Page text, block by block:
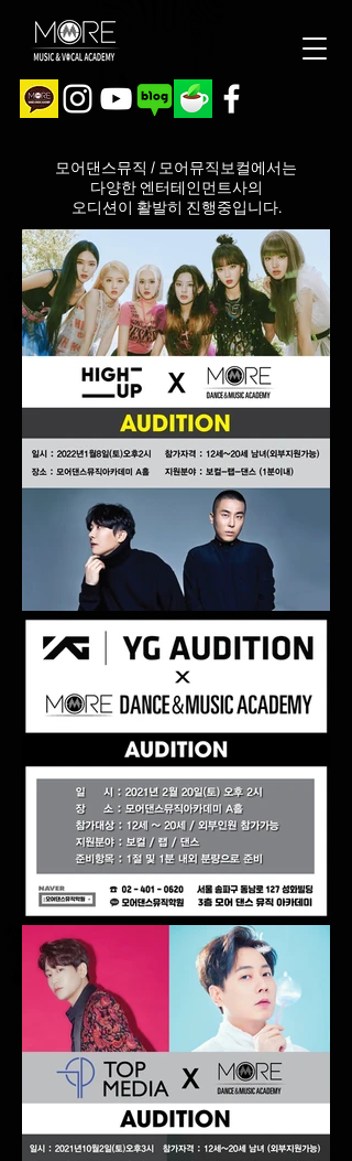
모어댄스뮤직 / 모어뮤직보컬에서는
다양한 엔터테인먼트사의
오디션이 활발히 진행중입니다.